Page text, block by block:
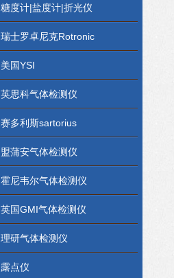
糖度计|盐度计|折光仪
瑞士罗卓尼克Rotronic
美国YSI
英思科气体检测仪
赛多利斯sartorius
盟蒲安气体检测仪
霍尼韦尔气体检测仪
英国GMI气体检测仪
理研气体检测仪
露点仪